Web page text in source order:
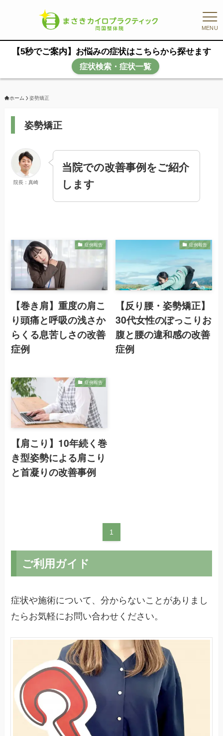
MENU
【5秒でご案内】お悩みの症状はこちらから探せます
症状検索・症状一覧
ホーム 姿勢矯正
姿勢矯正
院長：真崎
当院での改善事例をご紹介
します
症例報告
【巻き肩】重度の肩こ
り頭痛と呼吸の浅さか
らくる息苦しさの改善
症例
症例報告
【反り腰・姿勢矯正】
30代女性のぽっこりお
腹と腰の違和感の改善
症例
症例報告
【肩こり】10年続く巻
き型姿勢による肩こり
と首凝りの改善事例
1
ご利用ガイド
症状や施術について、分からないことがありまし
たらお気軽にお問い合わせください。